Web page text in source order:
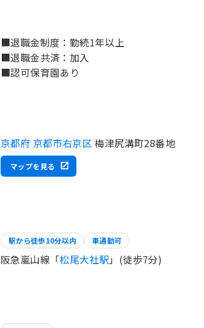
■退職金制度：勤続1年以上
■退職金共済：加入
京都府 京都市右京区 梅津尻溝町28番地
マップを見る
駅から徒歩10分以内 車通勤可
阪急嵐山線「松尾大社駅 」(徒歩7分)